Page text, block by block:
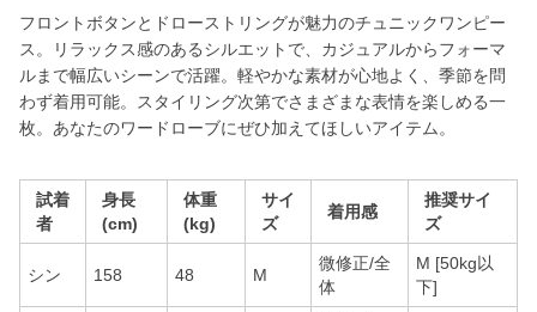
フロントボタンとドローストリングが魅力のチュニックワンピー
ス。リラックス感のあるシルエットで、カジュアルからフォーマ
ルまで幅広いシーンで活躍。軽やかな素材が心地よく、季節を問
わず着用可能。スタイリング次第でさまざまな表情を楽しめる一
枚。あなたのワードローブにぜひ加えてほしいアイテム。
試着
者
身長
(cm)
体重
(kg)
サイ
ズ
着用感
推奨サイ
ズ
シン 158 48 M
微修正/全
体
M [50kg以
下]